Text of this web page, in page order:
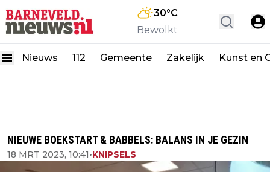
30°C
Bewolkt
Nieuws 112 Gemeente Zakelijk Kunst en
NIEUWE BOEKSTART & BABBELS: BALANS IN JE GEZIN
18 MRT 2023, 10:41•KNIPSELS